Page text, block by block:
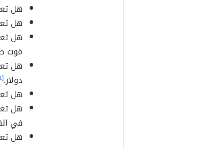
هل
هل
هل
مَوت
دولار.[٤]
هل
هل
في